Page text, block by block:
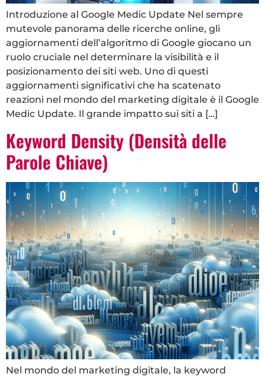
Introduzione al Google Medic Update Nel sempre
mutevole panorama delle ricerche online, gli
aggiornamenti dell’algoritmo di Google giocano un
ruolo cruciale nel determinare la visibilità e il
posizionamento dei siti web. Uno di questi
aggiornamenti significativi che ha scatenato
reazioni nel mondo del marketing digitale è il Google
Medic Update. Il grande impatto sui siti a […]
Keyword Density (Densità delle
Parole Chiave)
Nel mondo del marketing digitale, la keyword